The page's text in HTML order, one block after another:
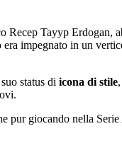
Recep Tayyp Erdogan,
impegnato in un
status di icona di stile
pur giocando nella Serie